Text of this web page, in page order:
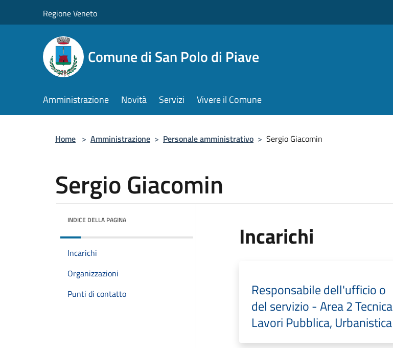
Regione Veneto
Comune di San Polo di Piave
Amministrazione Novità Servizi Vivere il Comune
Home > Amministrazione > Personale amministrativo > Sergio Giacomin
Sergio Giacomin
INDICE DELLA PAGINA
Incarichi
Organizzazioni
Punti di contatto
Incarichi
Responsabile dell'ufficio o
del servizio - Area 2 Tecnica
Lavori Pubblica, Urbanistica